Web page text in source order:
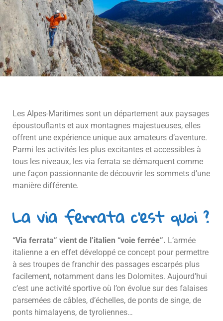
Les Alpes-Maritimes sont un département aux paysages
époustouflants et aux montagnes majestueuses, elles
offrent une expérience unique aux amateurs d’aventure.
Parmi les activités les plus excitantes et accessibles à
tous les niveaux, les via ferrata se démarquent comme
une façon passionnante de découvrir les sommets d’une
manière différente.
La via ferrata c'est quoi ?
“Via ferrata” vient de l’italien “voie ferrée”. L’armée
italienne a en effet développé ce concept pour permettre
à ses troupes de franchir des passages escarpés plus
facilement, notamment dans les Dolomites. Aujourd’hui
c’est une activité sportive où l’on évolue sur des falaises
parsemées de câbles, d’échelles, de ponts de singe, de
ponts himalayens, de tyroliennes…